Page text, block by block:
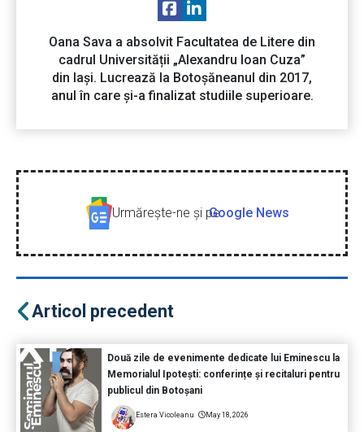
Oana Sava a absolvit Facultatea de Litere din
cadrul Universității „Alexandru Ioan Cuza”
din Iași. Lucrează la Botoșăneanul din 2017,
anul în care și-a finalizat studiile superioare.
Urmăreşte-ne şi peGoogle News
Articol precedent
Două zile de evenimente dedicate lui Eminescu la
Memorialul Ipotești: conferințe și recitaluri pentru
publicul din Botoșani
Estera Vicoleanu May 18, 2026